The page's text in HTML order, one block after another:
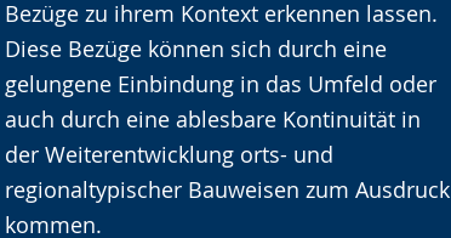
Bezüge zu ihrem Kontext erkennen lassen.
Diese Bezüge können sich durch eine
gelungene Einbindung in das Umfeld oder
auch durch eine ablesbare Kontinuität in
der Weiterentwicklung orts- und
regionaltypischer Bauweisen zum Ausdruck
kommen.